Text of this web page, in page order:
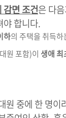
감면 조건은 다
야 합니다.
하의 주택을 취득하
원 포함)이 생애 최
원 중에 한 명이